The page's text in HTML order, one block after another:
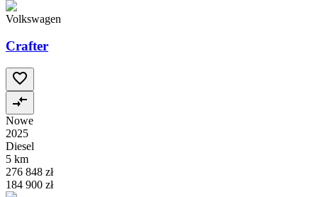
Volkswagen
Crafter
Nowe
2025
Diesel
5 km
276 848 zł
184 900 zł